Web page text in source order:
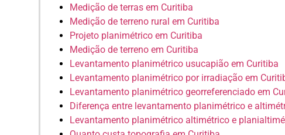
Medição de terras em Curitiba
Medição de terreno rural em Curitiba
Projeto planimétrico em Curitiba
Medição de terreno em Curitiba
Levantamento planimétrico usucapião em Curitiba
Levantamento planimétrico por irradiação em
Levantamento planimétrico georreferenciado em
Diferença entre levantamento planimétrico e
Levantamento planimétrico altimétrico e